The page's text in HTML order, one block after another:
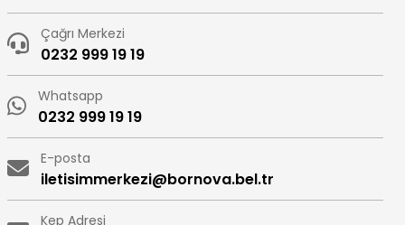
Çağrı Merkezi
0232 999 19 19
Whatsapp
0232 999 19 19
E-posta
iletisimmerkezi@bornova.bel.tr
Kep Adresi